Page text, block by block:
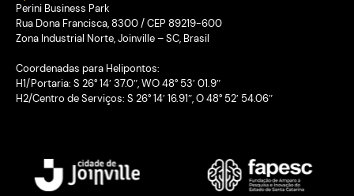
Perini Business Park
Rua Dona Francisca, 8300 / CEP 89219-600
Zona Industrial Norte, Joinville – SC, Brasil
Coordenadas para Helipontos:
H1/Portaria: S 26° 14′ 37.0″, WO 48° 53′ 01.9″
H2/Centro de Serviços: S 26° 14′ 16.91″, O 48° 52′ 54.06″